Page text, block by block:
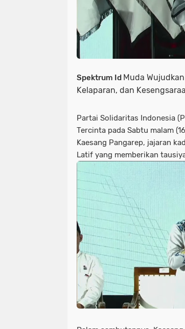
Spektrum Id Muda
Kelaparan, dan
Partai Solidaritas Indonesia
Tercinta pada Sabtu malam
Kaesang Pangarep, jajaran
Latif yang memberikan